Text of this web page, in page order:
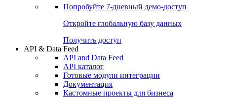
Попробуйте 7-дневный демо-доступ
Откройте глобальную базу данных
Получить доступ
API & Data Feed
API and Data Feed
API каталог
Готовые модули интеграции
Документация
Кастомные проекты для бизнеса